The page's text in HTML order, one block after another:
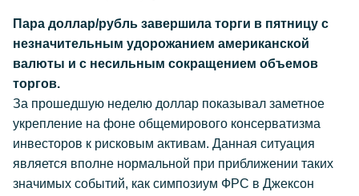
Пара доллар/рубль завершила торги в пятницу с
незначительным удорожанием американской
валюты и с несильным сокращением объемов
торгов.
За прошедшую неделю доллар показывал заметное
укрепление на фоне общемирового консерватизма
инвесторов к рисковым активам. Данная ситуация
является вполне нормальной при приближении таких
значимых событий, как симпозиум ФРС в Джексон